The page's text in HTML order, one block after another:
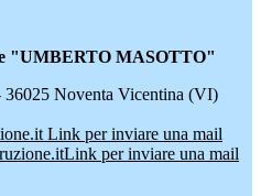
"UMBERTO MASOTTO"
36025 Noventa Vicentina (VI)
Link per inviare una mail
Link per inviare una mail